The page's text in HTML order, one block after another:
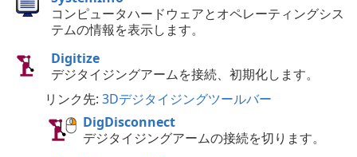
コンピュータハードウェアとオペレーティングシス
テムの情報を表示します。
Digitize
デジタイジングアームを接続、初期化します。
リンク先: 3Dデジタイジングツールバー
DigDisconnect
デジタイジングアームの接続を切ります。